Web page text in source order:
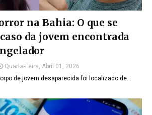
na Bahia: O que se
da jovem encontrada
Quarta-Feira, Abril 01, 2026
de jovem desaparecida foi localizado de…